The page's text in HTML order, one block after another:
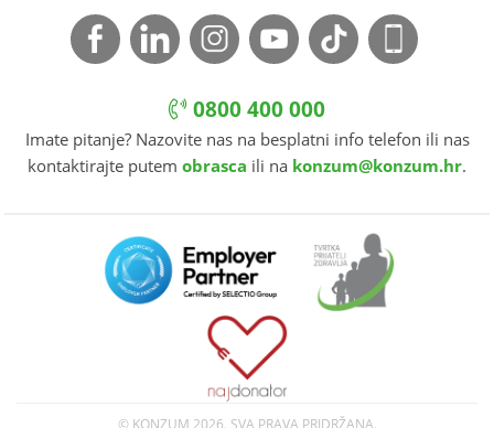
0800 400 000
Imate pitanje? Nazovite nas na besplatni info telefon ili nas
kontaktirajte putem obrasca ili na konzum@konzum.hr.
© KONZUM 2026. SVA PRAVA PRIDRŽANA.